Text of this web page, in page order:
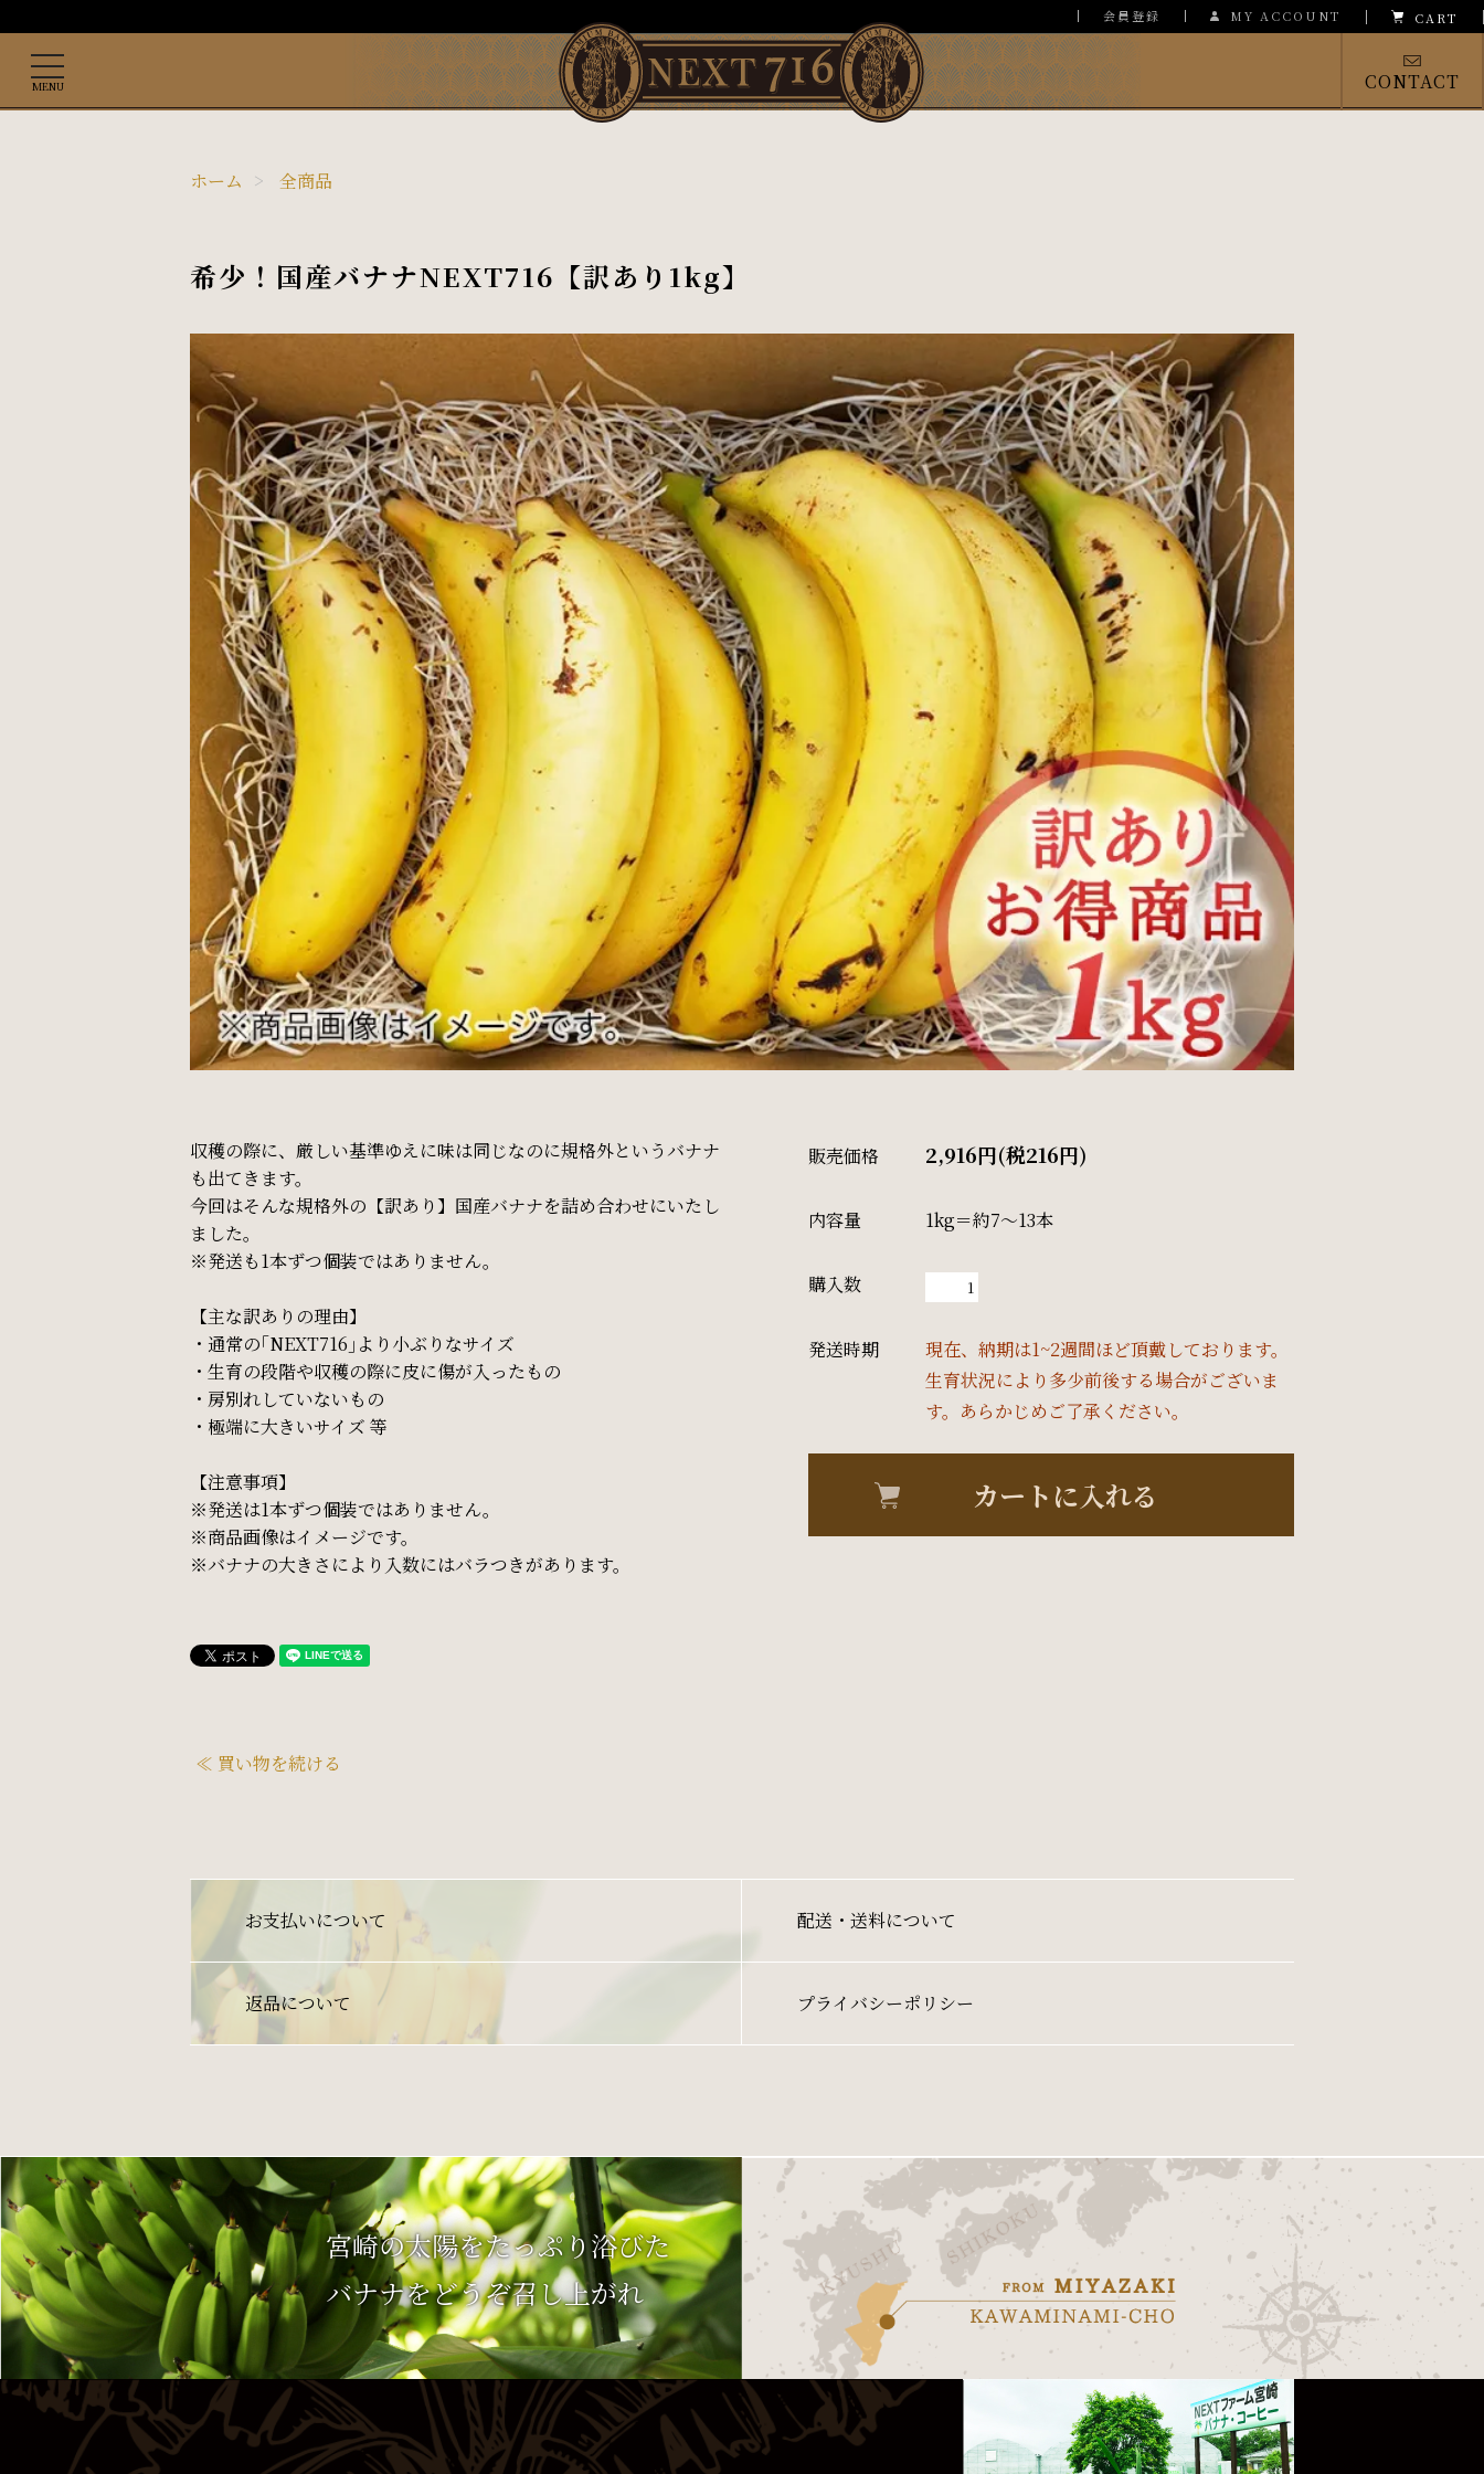
toggle
navigation
MENU
会員登録 MY ACCOUNT CART
CONTACT
ホーム 全商品
希少！国産バナナNEXT716【訳あり1kg】
収穫の際に、厳しい基準ゆえに味は同じなのに規格外というバナナ
も出てきます。
今回はそんな規格外の【訳あり】国産バナナを詰め合わせにいたし
ました。
※発送も1本ずつ個装ではありません。
【主な訳ありの理由】
・通常の｢NEXT716｣より小ぶりなサイズ
・生育の段階や収穫の際に皮に傷が入ったもの
・房別れしていないもの
・極端に大きいサイズ 等
【注意事項】
※発送は1本ずつ個装ではありません。
※商品画像はイメージです。
※バナナの大きさにより入数にはバラつきがあります。
販売価格 2,916円(税216円)
内容量 1kg＝約7～13本
購入数
発送時期
現在、納期は1~2週間ほど頂戴しております。
生育状況により多少前後する場合がございま
す。あらかじめご了承ください。
≪ 買い物を続ける
お支払いについて 配送・送料について
返品について プライバシーポリシー
宮崎の太陽をたっぷり浴びた
バナナをどうぞ召し上がれ